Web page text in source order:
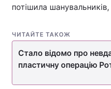
потішила
ЧИТАЙТЕ ТАКОЖ
Стало відомо про
пластичну операцію